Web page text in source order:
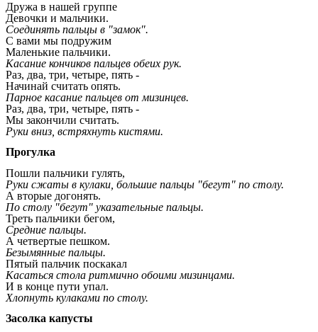
Дружа в нашей группе
Девочки и мальчики.
Соединять пальцы в "замок".
С вами мы подружим
Маленькие пальчики.
Касание кончиков пальцев обеих рук.
Раз, два, три, четыре, пять -
Начинай считать опять.
Парное касание пальцев от мизинцев.
Раз, два, три, четыре, пять -
Мы закончили считать.
Руки вниз, встряхнуть кистями.
Прогулка
Пошли пальчики гулять,
Руки сжаты в кулаки, большие пальцы "бегут" по столу.
А вторые догонять.
По столу "бегут" указательные пальцы.
Треть пальчики бегом,
Средние пальцы.
А четвертые пешком.
Безымянные пальцы.
Пятый пальчик поскакал
Касаться стола ритмично обоими мизинцами.
И в конце пути упал.
Хлопнуть кулаками по столу.
Засолка капусты